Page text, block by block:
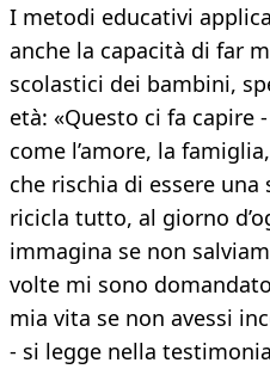
I metodi educativi
anche la capacità di far
scolastici dei bambini,
età: «Questo ci fa capire
come l’amore, la
che rischia di essere una
ricicla tutto, al giorno
immagina se non
volte mi sono
mia vita se non avessi
- si legge nella